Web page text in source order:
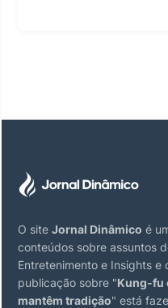
O site Jornal Dinâmico é
conteúdos sobre assuntos
Entretenimento e Insights e
publicação sobre "Kung-fu
mantêm tradição" está